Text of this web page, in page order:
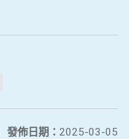
發佈日期： 2025-03-05